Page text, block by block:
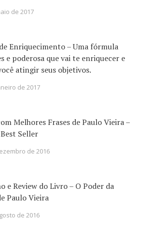
de 2017
Enriquecimento – Uma fórmula
e poderosa que vai te enriquecer e
atingir seus objetivos.
de 2017
Melhores Frases de Paulo Vieira –
Seller
de 2016
e Review do Livro – O Poder da
Paulo Vieira
de 2016